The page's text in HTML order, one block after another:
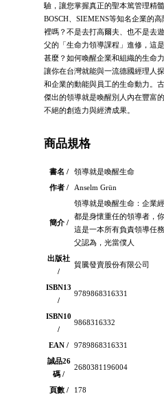
驗，讓您掌握真正的聖本篤管理精
BOSCH、SIEMENS等知名企業的
裡嗎？不是去打高爾夫、也不是去
父的「生命力領導課程」進修，這
甚麼？如何喚醒企業和組織的生命
讓你在台灣就能與一流德國經理人
和企業的動能與員工的生命動力。
傑出的領導就是喚醒別人內在豐富
不絕的創造力與經濟成果。
商品規格
書名 /
領導就是喚醒生命
作者 /
Anselm Grün
簡介 /
領導就是喚醒生命：企業
都是身懷重任的領導者，
這是一本所有負責領導任
父認為，光當僕人
出版社
/
貿騰發賣股份有限公司
ISBN13
/
9789868316331
ISBN10
/
9868316332
EAN /
9789868316331
誠品26
碼 /
2680381196004
頁數 / 178